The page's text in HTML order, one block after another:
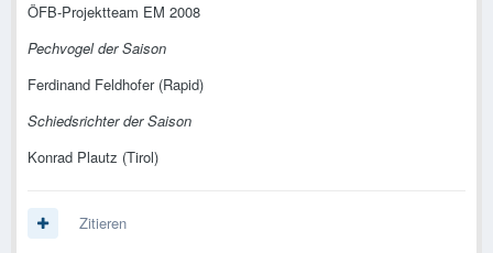
ÖFB-Projektteam EM 2008
Pechvogel der Saison
Ferdinand Feldhofer (Rapid)
Schiedsrichter der Saison
Konrad Plautz (Tirol)
Zitieren